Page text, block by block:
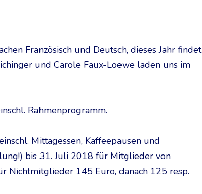
Französisch und Deutsch, dieses Jahr findet
und Carole Faux-Loewe laden uns im
Rahmenprogramm.
Mittagessen, Kaffeepausen und
bis 31. Juli 2018 für Mitglieder von
Nichtmitglieder 145 Euro, danach 125 resp.